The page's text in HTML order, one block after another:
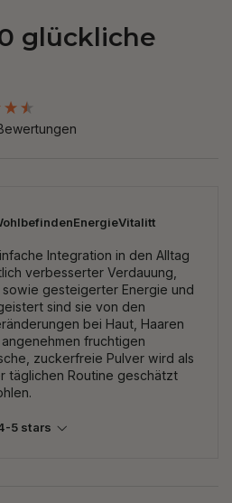
glückliche
EnergieVitalitt
Integration in den Alltag
verbesserter Verdauung,
gesteigerter Energie und
sind sie von den
bei Haut, Haaren
fruchtigen
zuckerfreie Pulver wird als
täglichen Routine geschätzt
5 stars